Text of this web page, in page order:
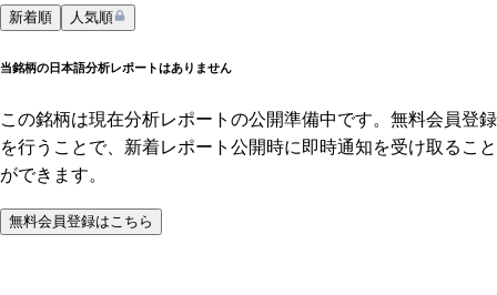
新着順 人気順
当銘柄の日本語分析レポートはありません
この銘柄は現在分析レポートの公開準備中です。無料会員登録
を行うことで、新着レポート公開時に即時通知を受け取ること
ができます。
無料会員登録はこちら